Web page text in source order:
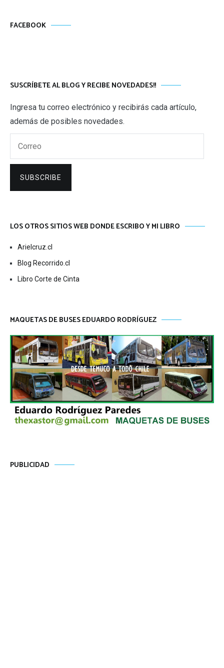
FACEBOOK
SUSCRÍBETE AL BLOG Y RECIBE NOVEDADES!!
Ingresa tu correo electrónico y recibirás cada artículo,
además de posibles novedades.
SUBSCRIBE
LOS OTROS SITIOS WEB DONDE ESCRIBO Y MI LIBRO
Arielcruz.cl
Blog Recorrido.cl
Libro Corte de Cinta
MAQUETAS DE BUSES EDUARDO RODRÍGUEZ
PUBLICIDAD